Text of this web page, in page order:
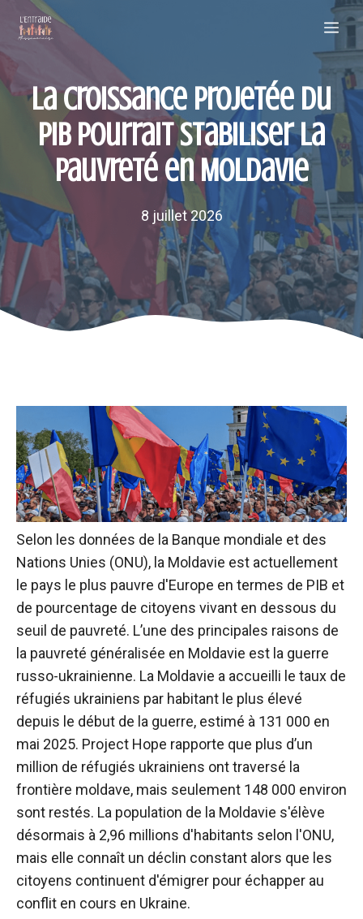
contenu
La croissance projetée du
PIB pourrait stabiliser la
pauvreté en Moldavie
8 juillet 2026
Selon les données de la Banque mondiale et des
Nations Unies (ONU), la Moldavie est actuellement
le pays le plus pauvre d'Europe en termes de PIB et
de pourcentage de citoyens vivant en dessous du
seuil de pauvreté. L’une des principales raisons de
la pauvreté généralisée en Moldavie est la guerre
russo-ukrainienne. La Moldavie a accueilli le taux de
réfugiés ukrainiens par habitant le plus élevé
depuis le début de la guerre, estimé à 131 000 en
mai 2025. Project Hope rapporte que plus d’un
million de réfugiés ukrainiens ont traversé la
frontière moldave, mais seulement 148 000 environ
sont restés. La population de la Moldavie s'élève
désormais à 2,96 millions d'habitants selon l'ONU,
mais elle connaît un déclin constant alors que les
citoyens continuent d'émigrer pour échapper au
conflit en cours en Ukraine.